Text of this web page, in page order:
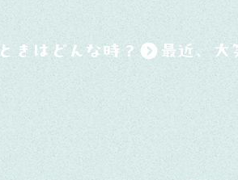
きはどんな時？